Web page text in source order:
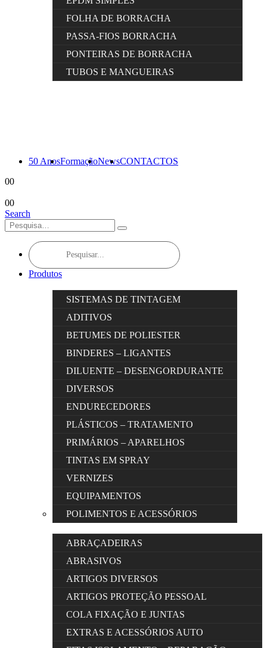
FOLHA DE BORRACHA
PASSA-FIOS BORRACHA
PONTEIRAS DE BORRACHA
TUBOS E MANGUEIRAS
50 AnosFormaçãoNewsCONTACTOS
00
00
Search
Products
search
Produtos
SISTEMAS DE TINTAGEM
ADITIVOS
BETUMES DE POLIESTER
BINDERES – LIGANTES
DILUENTE – DESENGORDURANTE
DIVERSOS
ENDURECEDORES
PLÁSTICOS – TRATAMENTO
PRIMÁRIOS – APARELHOS
TINTAS EM SPRAY
VERNIZES
EQUIPAMENTOS
POLIMENTOS E ACESSÓRIOS
ABRAÇADEIRAS
ABRASIVOS
ARTIGOS DIVERSOS
ARTIGOS PROTEÇÃO PESSOAL
COLA FIXAÇÃO E JUNTAS
EXTRAS E ACESSÓRIOS AUTO